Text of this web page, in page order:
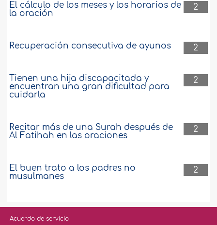
2
El cálculo de los meses y los horarios de
la oración
2
Recuperación consecutiva de ayunos
2
Tienen una hija discapacitada y
encuentran una gran dificultad para
cuidarla
2
Recitar más de una Surah después de
Al Fatihah en las oraciones
2
El buen trato a los padres no
musulmanes
Acuerdo de servicio